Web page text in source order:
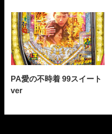
PA愛の不時着 99スイート
ver